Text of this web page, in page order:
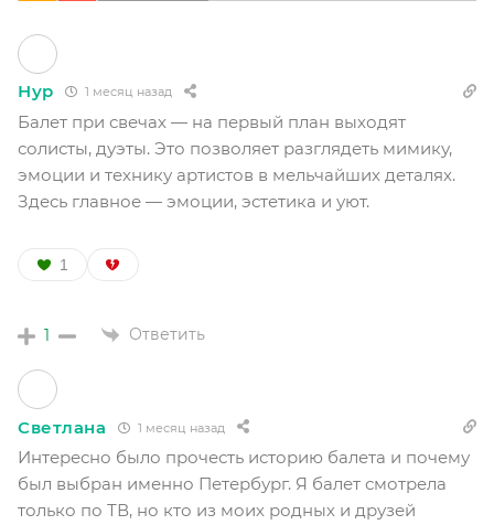
Нур 1 месяц назад
Балет при свечах — на первый план выходят
солисты, дуэты. Это позволяет разглядеть мимику,
эмоции и технику артистов в мельчайших деталях.
Здесь главное — эмоции, эстетика и уют.
1
1 Ответить
Светлана 1 месяц назад
Интересно было прочесть историю балета и почему
был выбран именно Петербург. Я балет смотрела
только по ТВ, но кто из моих родных и друзей